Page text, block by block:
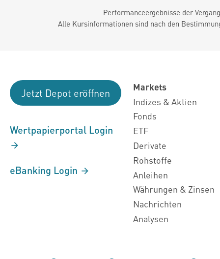
Performanceergebnisse der
Alle Kursinformationen sind nach den
Jetzt Depot eröffnen
Wertpapierportal Login
eBanking Login
Markets
Indizes & Aktien
Fonds
ETF
Derivate
Rohstoffe
Anleihen
Währungen & Zinsen
Nachrichten
Analysen